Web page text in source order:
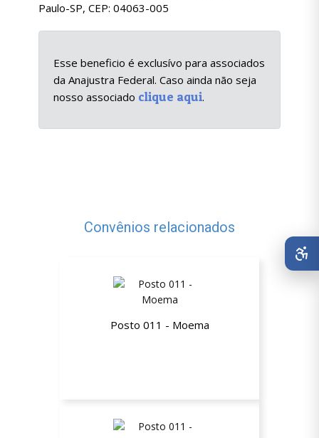
Paulo-SP, CEP: 04063-005
Esse beneficio é exclusívo para associados
da Anajustra Federal. Caso ainda não seja
nosso associado clique aqui.
Convênios relacionados
Posto 011 - Moema